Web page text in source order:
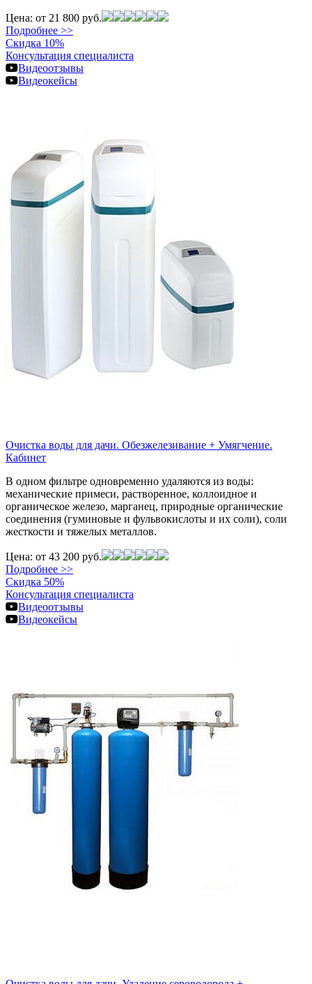
Цена: от 21 800 руб.
Подробнее >>
Скидка 10%
Консультация специалиста
Видеоотзывы
Видеокейсы
Очистка воды для дачи. Обезжелезивание + Умягчение.
Кабинет
В одном фильтре одновременно удаляются из воды:
механические примеси, растворенное, коллоидное и
органическое железо, марганец, природные органические
соединения (гуминовые и фульвокислоты и их соли), соли
жесткости и тяжелых металлов.
Цена: от 43 200 руб.
Подробнее >>
Скидка 50%
Консультация специалиста
Видеоотзывы
Видеокейсы